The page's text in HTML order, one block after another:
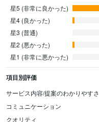
星5 (非常に良かった)
星4 (良かった)
星3 (普通)
星2 (悪かった)
星1 (非常に悪かった)
項目別評価
サービス内容/提案のわかりやすさ
コミュニケーション
クオリティ